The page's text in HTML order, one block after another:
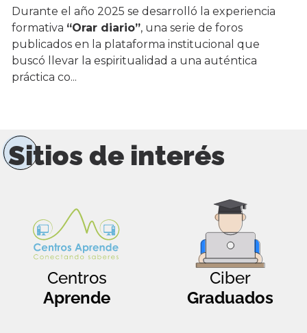
Durante el año 2025 se desarrolló la experiencia
formativa “Orar diario”, una serie de foros
publicados en la plataforma institucional que
buscó llevar la espiritualidad a una auténtica
práctica co...
Sitios de interés
Centros
Aprende
Ciber
Graduados